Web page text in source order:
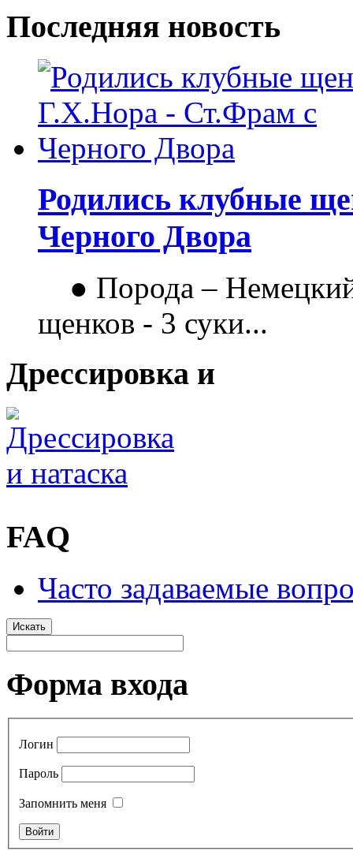
Последняя новость
Родились клубные
Черного Двора
● Порода –
щенков - 3 суки...
Дрессировка и
FAQ
Часто задаваемые
Искать
Форма входа
Логин
Пароль
Запомнить меня